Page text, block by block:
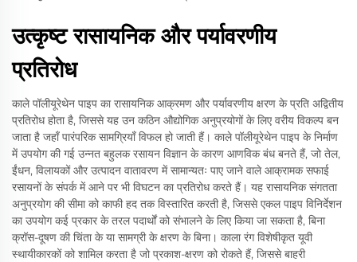
उत्कृष्ट रासायनिक और पर्यावरणीय
प्रतिरोध
काले पॉलीयूरेथेन पाइप का रासायनिक आक्रमण और पर्यावरणीय क्षरण के प्रति अद्वितीय
प्रतिरोध होता है, जिससे यह उन कठिन औद्योगिक अनुप्रयोगों के लिए वरीय विकल्प बन
जाता है जहाँ पारंपरिक सामग्रियाँ विफल हो जाती हैं। काले पॉलीयूरेथेन पाइप के निर्माण
में उपयोग की गई उन्नत बहुलक रसायन विज्ञान के कारण आणविक बंध बनते हैं, जो तेल,
ईंधन, विलायकों और उत्पादन वातावरण में सामान्यतः पाए जाने वाले आक्रामक सफाई
रसायनों के संपर्क में आने पर भी विघटन का प्रतिरोध करते हैं। यह रासायनिक संगतता
अनुप्रयोग की सीमा को काफी हद तक विस्तारित करती है, जिससे एकल पाइप विनिर्देशन
का उपयोग कई प्रकार के तरल पदार्थों को संभालने के लिए किया जा सकता है, बिना
क्रॉस-दूषण की चिंता के या सामग्री के क्षरण के बिना। काला रंग विशेषीकृत यूवी
स्थायीकारकों को शामिल करता है जो प्रकाश-क्षरण को रोकते हैं, जिससे बाहरी